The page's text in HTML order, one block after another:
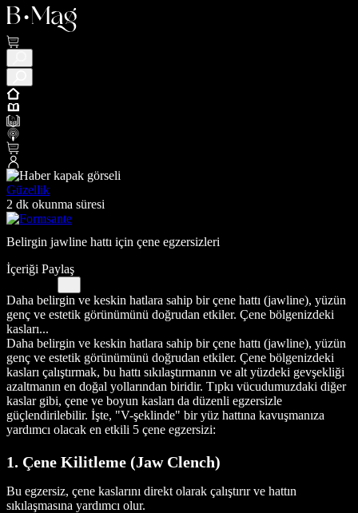
Güzellik
2 dk okunma süresi
Belirgin jawline hattı için çene egzersizleri
İçeriği Paylaş
Daha belirgin ve keskin hatlara sahip bir çene hattı (jawline), yüzün
genç ve estetik görünümünü doğrudan etkiler. Çene bölgenizdeki
kasları...
Daha belirgin ve keskin hatlara sahip bir çene hattı (jawline), yüzün
genç ve estetik görünümünü doğrudan etkiler. Çene bölgenizdeki
kasları çalıştırmak, bu hattı sıkılaştırmanın ve alt yüzdeki gevşekliği
azaltmanın en doğal yollarından biridir. Tıpkı vücudumuzdaki diğer
kaslar gibi, çene ve boyun kasları da düzenli egzersizle
güçlendirilebilir. İşte, "V-şeklinde" bir yüz hattına kavuşmanıza
yardımcı olacak en etkili 5 çene egzersizi:
1. Çene Kilitleme (Jaw Clench)
Bu egzersiz, çene kaslarını direkt olarak çalıştırır ve hattın
sıkılaşmasına yardımcı olur.